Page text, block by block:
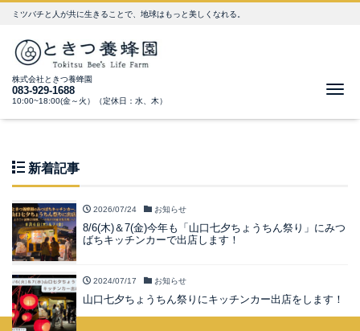
ミツバチと人が共に生きることで、地球はもっと美しくなれる。
株式会社ときつ養蜂園
083-929-1688
10:00~18:00(金～火）（定休日：水、木）
新着記事
2026/07/24 お知らせ
8/6(木)＆7(金)今年も「山口七夕ちょうちん祭り」にみつ
ばちキッチンカーで出店します！
2024/07/17 お知らせ
山口七夕ちょうちん祭りにキッチンカー出店をします！